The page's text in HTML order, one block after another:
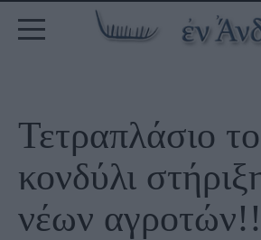
Τετραπλάσιο το
κονδύλι
νέων